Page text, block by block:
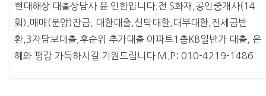
현대해상 대출상담사 윤 인한입니다.전 S화재,공인중개사(14
회),매매(분양)잔금, 대환대출,신탁대환,대부대환,전세금반
환,3자담보대출,후순위 추가대출 아파트1층KB일반가 대출, 은
혜와 평강 가득하시길 기원드림니다 M.P: 010-4219-1486